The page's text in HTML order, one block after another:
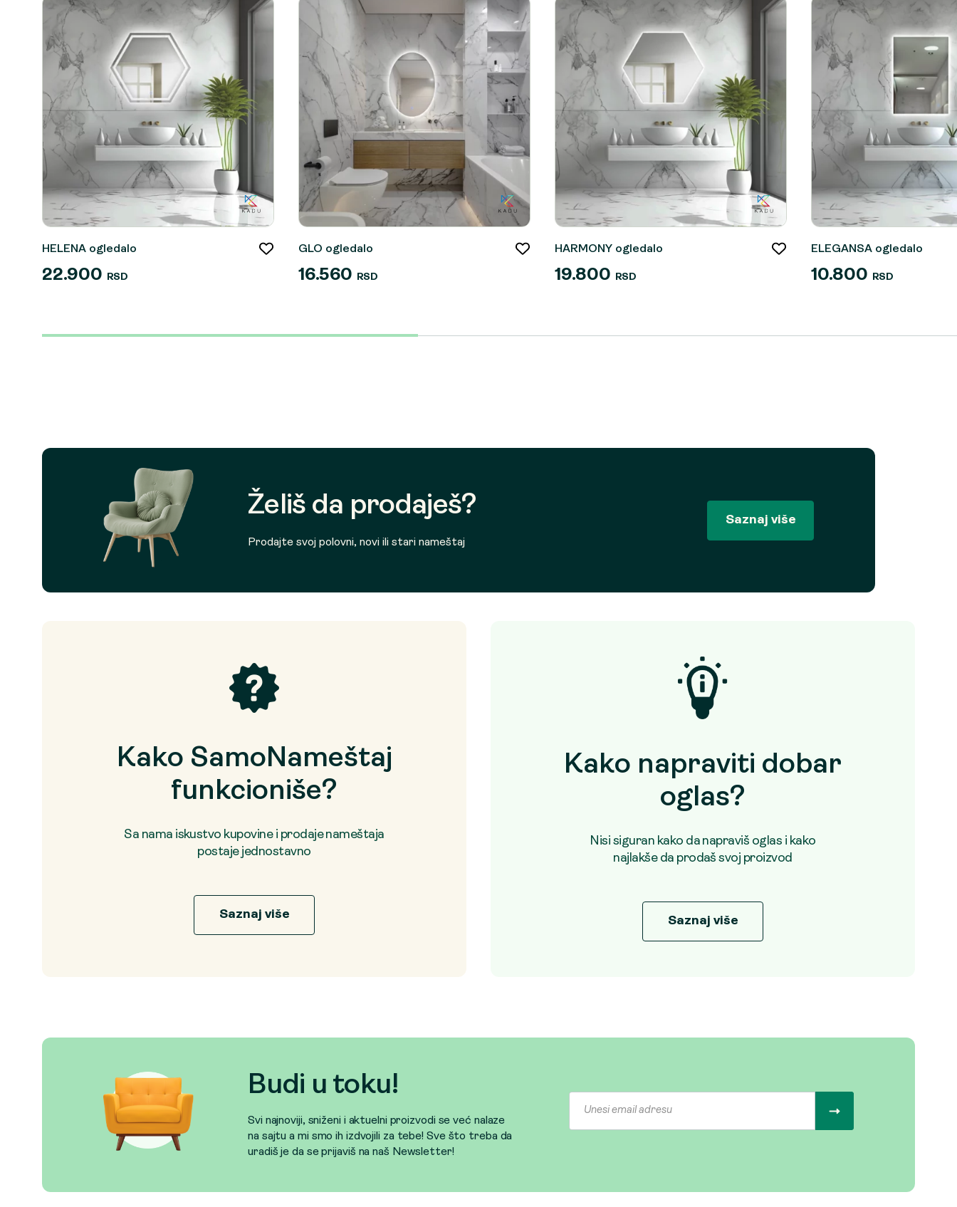
HELENA ogledalo
22.900 RSD
GLO ogledalo
16.560 RSD
HARMONY ogledalo
19.800 RSD
ELEGANSA ogledalo
10.800 RSD
Želiš da prodaješ?
Prodajte svoj polovni, novi ili stari nameštaj
Saznaj više
Kako SamoNameštaj
funkcioniše?
Sa nama iskustvo kupovine i prodaje nameštaja
postaje jednostavno
Saznaj više
Kako napraviti dobar
oglas?
Nisi siguran kako da napraviš oglas i kako
najlakše da prodaš svoj proizvod
Saznaj više
Budi u toku!
Svi najnoviji, sniženi i aktuelni proizvodi se već nalaze
na sajtu a mi smo ih izdvojili za tebe! Sve što treba da
uradiš je da se prijaviš na naš Newsletter!